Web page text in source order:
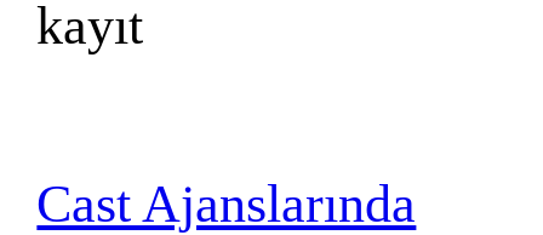
kayıt
Cast Ajanslarında